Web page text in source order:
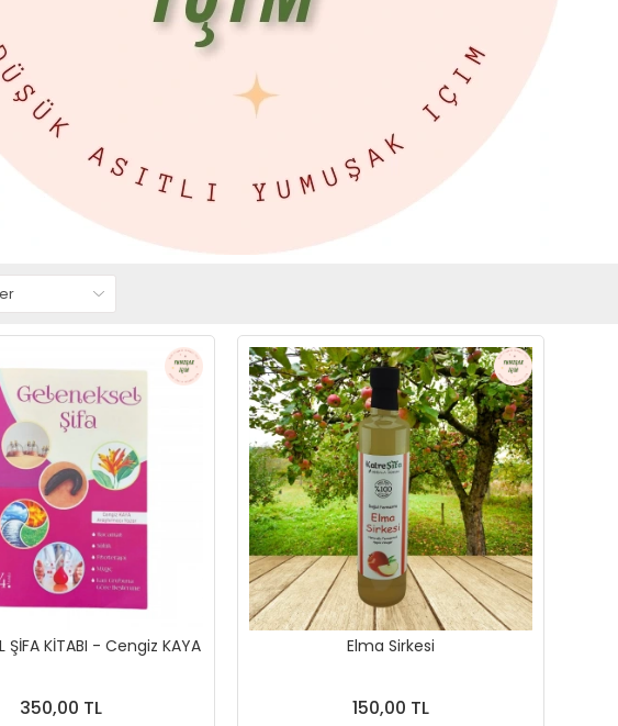
ŞİFA KİTABI - Cengiz KAYA
350,00 TL
Elma Sirkesi
150,00 TL